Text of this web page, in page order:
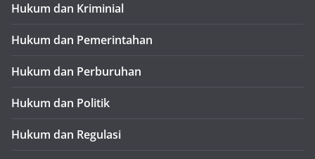
Hukum dan Kriminial
Hukum dan Pemerintahan
Hukum dan Perburuhan
Hukum dan Politik
Hukum dan Regulasi